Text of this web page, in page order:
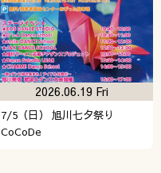
7/5（日） 旭川七夕祭り
CoCoDe
2026.06.19 Fri